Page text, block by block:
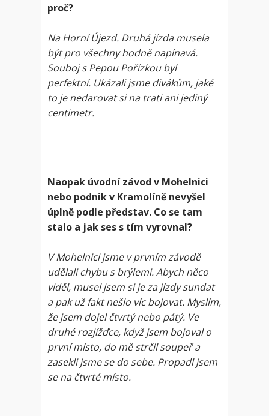
proč?
Na Horní Újezd. Druhá jízda musela
být pro všechny hodně napínavá.
Souboj s Pepou Pořízkou byl
perfektní. Ukázali jsme divákům, jaké
to je nedarovat si na trati ani jediný
centimetr.
Naopak úvodní závod v Mohelnici
nebo podnik v Kramolíně nevyšel
úplně podle představ. Co se tam
stalo a jak ses s tím vyrovnal?
V Mohelnici jsme v prvním závodě
udělali chybu s brýlemi. Abych něco
viděl, musel jsem si je za jízdy sundat
a pak už fakt nešlo víc bojovat. Myslím,
že jsem dojel čtvrtý nebo pátý. Ve
druhé rozjížďce, když jsem bojoval o
první místo, do mě strčil soupeř a
zasekli jsme se do sebe. Propadl jsem
se na čtvrté místo.